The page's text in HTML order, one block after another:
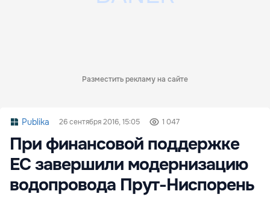
Разместить рекламу на сайте
Publika 26 сентября 2016, 15:05 1 047
При финансовой поддержке
ЕС завершили модернизацию
водопровода Прут-Ниспорень